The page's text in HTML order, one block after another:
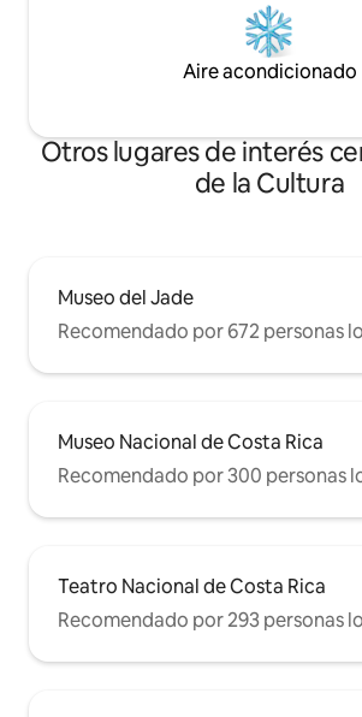
Aire acondicionado
Otros lugares de interés
de la Cultura
Museo del Jade
Recomendado por 672 personas
Museo Nacional de Costa Rica
Recomendado por 300 personas
Teatro Nacional de Costa Rica
Recomendado por 293 personas